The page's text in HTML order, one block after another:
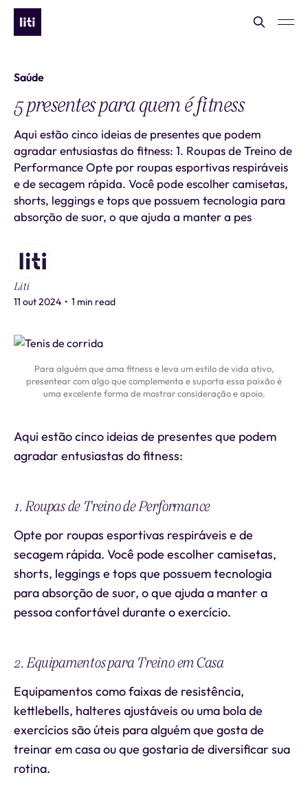
Saúde
5 presentes para quem é fitness
Aqui estão cinco ideias de presentes que podem
agradar entusiastas do fitness: 1. Roupas de Treino de
Performance Opte por roupas esportivas respiráveis
e de secagem rápida. Você pode escolher camisetas,
shorts, leggings e tops que possuem tecnologia para
absorção de suor, o que ajuda a manter a pes
Liti
11 out 2024 • 1 min read
Para alguém que ama fitness e leva um estilo de vida ativo,
presentear com algo que complementa e suporta essa paixão é
uma excelente forma de mostrar consideração e apoio.
Aqui estão cinco ideias de presentes que podem
agradar entusiastas do fitness:
1. Roupas de Treino de Performance
Opte por roupas esportivas respiráveis e de
secagem rápida. Você pode escolher camisetas,
shorts, leggings e tops que possuem tecnologia
para absorção de suor, o que ajuda a manter a
pessoa confortável durante o exercício.
2. Equipamentos para Treino em Casa
Equipamentos como faixas de resistência,
kettlebells, halteres ajustáveis ou uma bola de
exercícios são úteis para alguém que gosta de
treinar em casa ou que gostaria de diversificar sua
rotina.